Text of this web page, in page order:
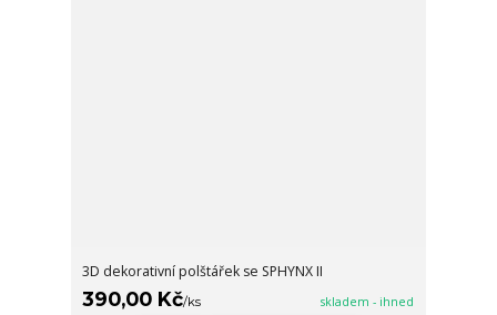
3D dekorativní polštářek se SPHYNX II
390,00 Kč/ks skladem - ihned